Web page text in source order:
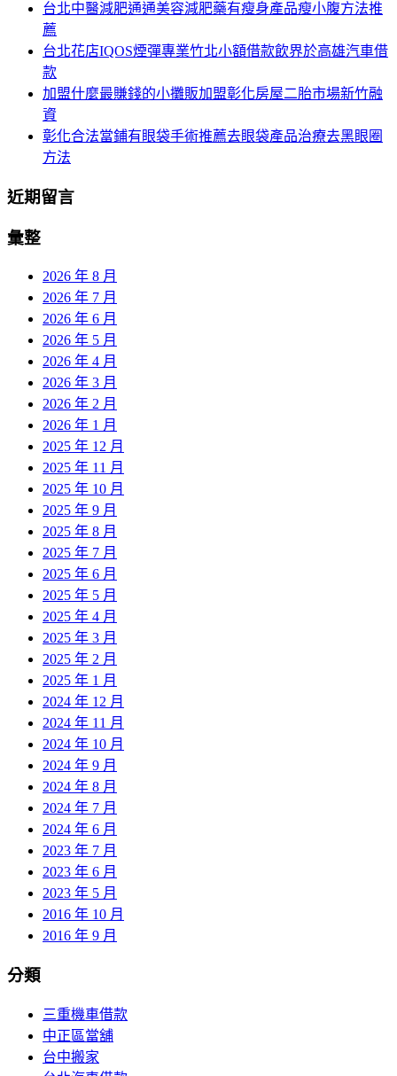
台北中醫減肥通通美容減肥藥有瘦身產品瘦小腹方法推
薦
台北花店IQOS煙彈專業竹北小額借款飲界於高雄汽車借
款
加盟什麼最賺錢的小攤販加盟彰化房屋二胎市場新竹融
資
彰化合法當鋪有眼袋手術推薦去眼袋產品治療去黑眼圈
方法
近期留言
彙整
2026 年 8 月
2026 年 7 月
2026 年 6 月
2026 年 5 月
2026 年 4 月
2026 年 3 月
2026 年 2 月
2026 年 1 月
2025 年 12 月
2025 年 11 月
2025 年 10 月
2025 年 9 月
2025 年 8 月
2025 年 7 月
2025 年 6 月
2025 年 5 月
2025 年 4 月
2025 年 3 月
2025 年 2 月
2025 年 1 月
2024 年 12 月
2024 年 11 月
2024 年 10 月
2024 年 9 月
2024 年 8 月
2024 年 7 月
2024 年 6 月
2023 年 7 月
2023 年 6 月
2023 年 5 月
2016 年 10 月
2016 年 9 月
分類
三重機車借款
中正區當舖
台中搬家